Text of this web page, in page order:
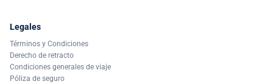
Legales
Términos y Condiciones
Derecho de retracto
Condiciones generales de viaje
Póliza de seguro